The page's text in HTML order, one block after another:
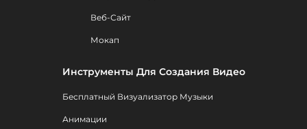
Веб-Сайт
Мокап
Инструменты Для Создания Видео
Бесплатный Визуализатор Музыки
Анимации